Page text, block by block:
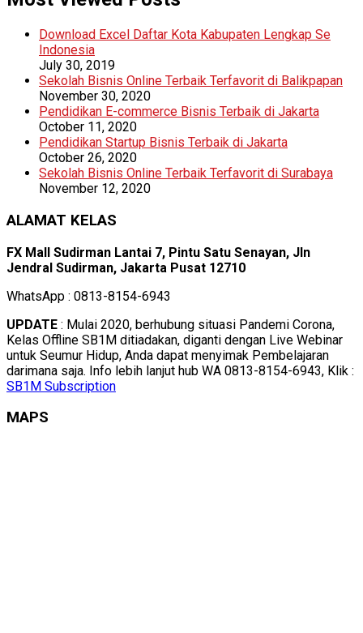
Download Excel Daftar Kota Kabupaten Lengkap Se
Indonesia
July 30, 2019
Sekolah Bisnis Online Terbaik Terfavorit di Balikpapan
November 30, 2020
Pendidikan E-commerce Bisnis Terbaik di Jakarta
October 11, 2020
Pendidikan Startup Bisnis Terbaik di Jakarta
October 26, 2020
Sekolah Bisnis Online Terbaik Terfavorit di Surabaya
November 12, 2020
ALAMAT KELAS
FX Mall Sudirman Lantai 7, Pintu Satu Senayan, Jln
Jendral Sudirman, Jakarta Pusat 12710
WhatsApp : 0813-8154-6943
UPDATE : Mulai 2020, berhubung situasi Pandemi Corona,
Kelas Offline SB1M ditiadakan, diganti dengan Live Webinar
untuk Seumur Hidup, Anda dapat menyimak Pembelajaran
darimana saja. Info lebih lanjut hub WA 0813-8154-6943, Klik :
SB1M Subscription
MAPS